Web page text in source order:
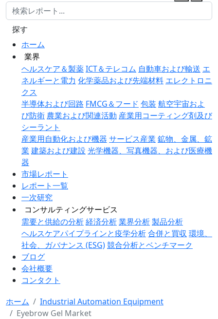
ホーム
業界
ヘルスケア＆製薬ICT＆テレコム 自動車および輸送 エ
ネルギーと電力 化学薬品および先端材料 エレクトロニ
クス
半導体および回路 FMCG＆フード 包装 航空宇宙およ
び防衛 農業および関連活動 産業用コーティング剤及び
シーラント
産業用自動化および機器 サービス産業 鉱物、金属、鉱
業 建築および建設 光学機器、写真機器、および医療機
器
市場レポート
レポート一覧
一次研究
コンサルティングサービス
需要と供給の分析経済分析業界分析製品分析
ヘルスケアパイプラインと疫学分析合併と買収 環境、
社会、ガバナンス (ESG)競合分析とベンチマーク
ブログ
会社概要
コンタクト
探す
ホーム
Industrial Automation Equipment
Eyebrow Gel Market